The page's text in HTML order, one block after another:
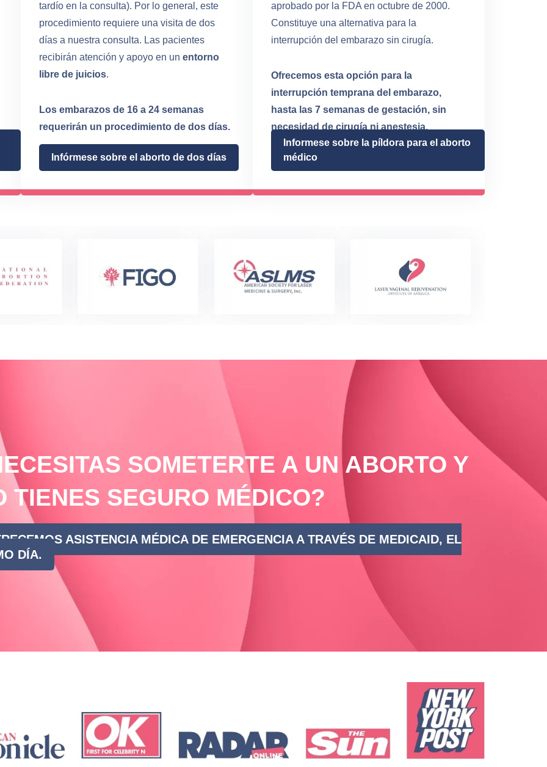
tardío en la consulta). Por lo general, este
procedimiento requiere una visita de dos
días a nuestra consulta. Las pacientes
recibirán atención y apoyo en un entorno
libre de juicios.
Los embarazos de 16 a 24 semanas
requerirán un procedimiento de dos días.
Infórmese sobre el aborto de dos días
aprobado por la FDA en octubre de 2000.
Constituye una alternativa para la
interrupción del embarazo sin cirugía.
Ofrecemos esta opción para la
interrupción temprana del embarazo,
hasta las 7 semanas de gestación, sin
necesidad de cirugía ni anestesia.
Informese sobre la píldora para el aborto
médico
SOMETERTE A UN ABORTO Y
TIENES SEGURO MÉDICO?
ASISTENCIA MÉDICA DE EMERGENCIA A TRAVÉS DE MEDICAID, EL
DÍA.